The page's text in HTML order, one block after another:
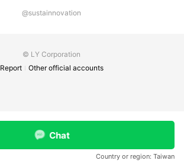
@sustainnovation
© LY Corporation
Report
Other official accounts
Chat
Country or region: Taiwan